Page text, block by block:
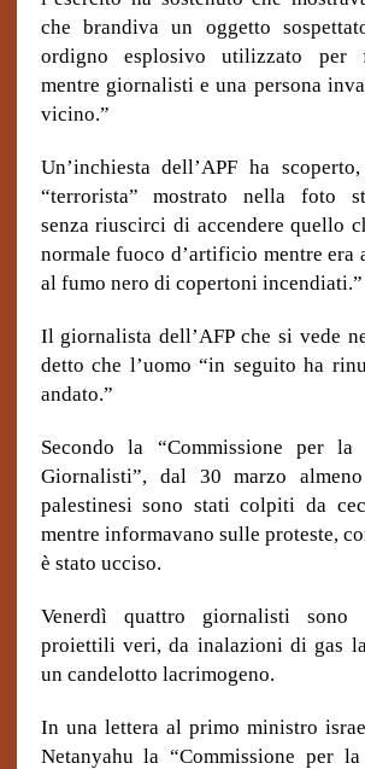
che brandiva un oggetto
ordigno esplosivo utilizzato per
mentre giornalisti e una persona
vicino.”
Un’inchiesta dell’APF ha
“terrorista” mostrato nella foto
senza riuscirci di accendere quello
normale fuoco d’artificio mentre era
al fumo nero di copertoni incendiati.”
Il giornalista dell’AFP che si vede
detto che l’uomo “in seguito ha
andato.”
Secondo la “Commissione per la
Giornalisti”, dal 30 marzo
palestinesi sono stati colpiti da
mentre informavano sulle proteste,
è stato ucciso.
Venerdì quattro giornalisti
proiettili veri, da inalazioni di gas
un candelotto lacrimogeno.
In una lettera al primo ministro
Netanyahu la “Commissione per